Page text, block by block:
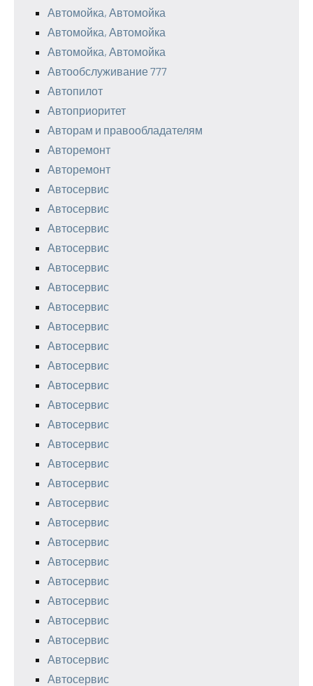
Автомойка, Автомойка
Автомойка, Автомойка
Автомойка, Автомойка
Автообслуживание 777
Автопилот
Автоприоритет
Авторам и правообладателям
Авторемонт
Авторемонт
Автосервис
Автосервис
Автосервис
Автосервис
Автосервис
Автосервис
Автосервис
Автосервис
Автосервис
Автосервис
Автосервис
Автосервис
Автосервис
Автосервис
Автосервис
Автосервис
Автосервис
Автосервис
Автосервис
Автосервис
Автосервис
Автосервис
Автосервис
Автосервис
Автосервис
Автосервис